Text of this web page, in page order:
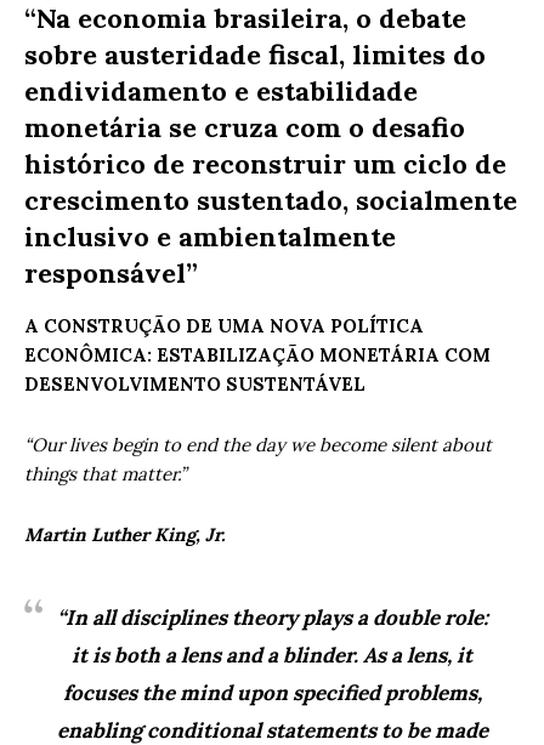
“Na economia brasileira, o debate
sobre austeridade fiscal, limites do
endividamento e estabilidade
monetária se cruza com o desafio
histórico de reconstruir um ciclo de
crescimento sustentado, socialmente
inclusivo e ambientalmente
responsável”
A CONSTRUÇÃO DE UMA NOVA POLÍTICA
ECONÔMICA: ESTABILIZAÇÃO MONETÁRIA COM
DESENVOLVIMENTO SUSTENTÁVEL
“Our lives begin to end the day we become silent about
things that matter.”
Martin Luther King, Jr.
“In all disciplines theory plays a double role:
it is both a lens and a blinder. As a lens, it
focuses the mind upon specified problems,
enabling conditional statements to be made